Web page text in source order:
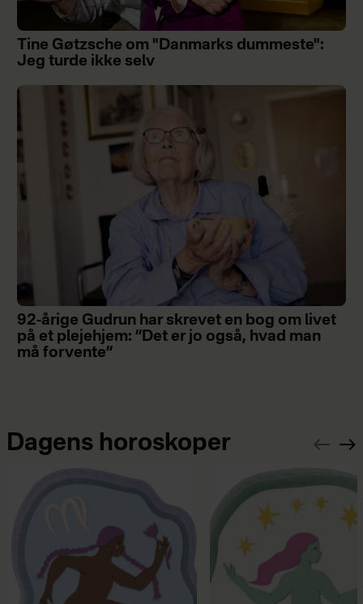
Tine Gøtzsche om "Danmarks dummeste":
Jeg turde ikke selv
92-årige Gudrun har skrevet en bog om livet
på et plejehjem: ”Det er jo også, hvad man
må forvente”
Dagens horoskoper